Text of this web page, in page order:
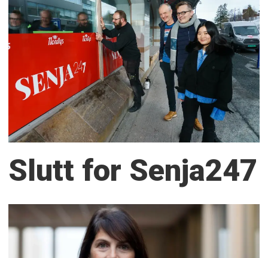
Slutt for Senja247